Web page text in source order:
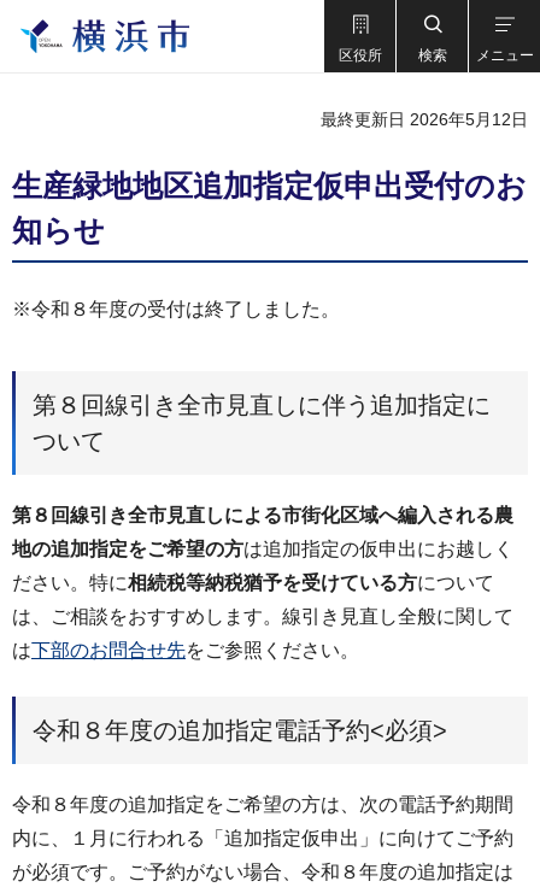
区役所 検索 メニュー
最終更新日 2026年5月12日
生産緑地地区追加指定仮申出受付のお
知らせ
※令和８年度の受付は終了しました。
第８回線引き全市見直しに伴う追加指定に
ついて
第８回線引き全市見直しによる市街化区域へ編入される農
地の追加指定をご希望の方は追加指定の仮申出にお越しく
ださい。特に相続税等納税猶予を受けている方について
は、ご相談をおすすめします。線引き見直し全般に関して
は下部のお問合せ先をご参照ください。
令和８年度の追加指定電話予約<必須>
令和８年度の追加指定をご希望の方は、次の電話予約期間
内に、１月に行われる「追加指定仮申出」に向けてご予約
が必須です。ご予約がない場合、令和８年度の追加指定は